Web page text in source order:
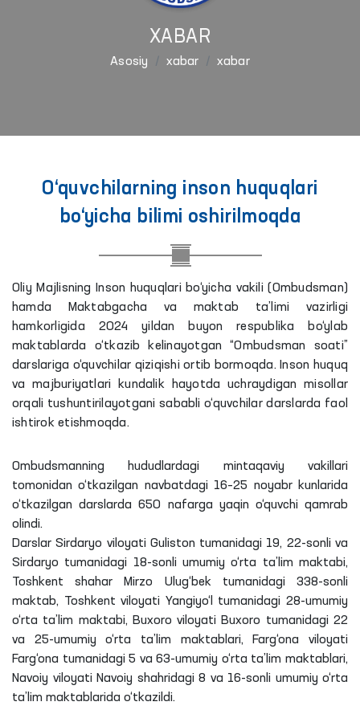
XABAR
Asosiy xabar xabar
O‘quvchilarning inson huquqlari
bo‘yicha bilimi oshirilmoqda
Oliy Majlisning Inson huquqlari bo‘yicha vakili (Ombudsman)
hamda Maktabgacha va maktab ta’limi vazirligi
hamkorligida 2024 yildan buyon respublika bo‘ylab
maktablarda o‘tkazib kelinayotgan “Ombudsman soati”
darslariga o‘quvchilar qiziqishi ortib bormoqda. Inson huquq
va majburiyatlari kundalik hayotda uchraydigan misollar
orqali tushuntirilayotgani sababli o‘quvchilar darslarda faol
ishtirok etishmoqda.
Ombudsmanning hududlardagi mintaqaviy vakillari
tomonidan o‘tkazilgan navbatdagi 16–25 noyabr kunlarida
o‘tkazilgan darslarda 650 nafarga yaqin o‘quvchi qamrab
olindi.
Darslar Sirdaryo viloyati Guliston tumanidagi 19, 22-sonli va
Sirdaryo tumanidagi 18-sonli umumiy o‘rta ta’lim maktabi,
Toshkent shahar Mirzo Ulug‘bek tumanidagi 338-sonli
maktab, Toshkent viloyati Yangiyo‘l tumanidagi 28-umumiy
o‘rta ta’lim maktabi, Buxoro viloyati Buxoro tumanidagi 22
va 25-umumiy o‘rta ta’lim maktablari, Farg‘ona viloyati
Farg‘ona tumanidagi 5 va 63-umumiy o‘rta ta’lim maktablari,
Navoiy viloyati Navoiy shahridagi 8 va 16-sonli umumiy o‘rta
ta’lim maktablarida o‘tkazildi.